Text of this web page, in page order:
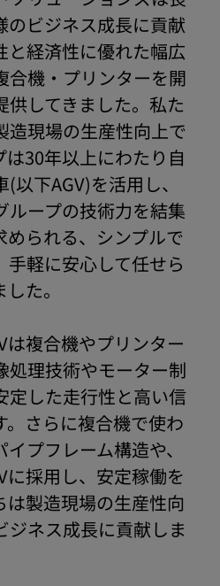
のビジネス成長に貢献
と経済性に優れた幅広
合機・プリンターを開
供してきました。私た
造現場の生産性向上で
30年以上にわたり自
以下AGV)を活用し、
ループの技術力を結集
められる、シンプルで
軽に安心して任せら
た。
は複合機やプリンター
処理技術やモーター制
定した走行性と高い信
さらに複合機で使わ
プフレーム構造や、
に採用し、安定稼働を
は製造現場の生産性向
ジネス成長に貢献しま